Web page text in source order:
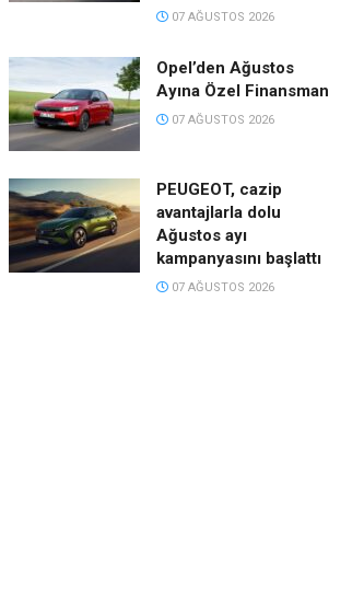
07 AĞUSTOS 2026
Opel’den Ağustos
Ayına Özel Finansman
07 AĞUSTOS 2026
PEUGEOT, cazip
avantajlarla dolu
Ağustos ayı
kampanyasını başlattı
07 AĞUSTOS 2026